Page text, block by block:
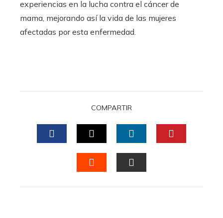
experiencias en la lucha contra el cáncer de
mama, mejorando así la vida de las mujeres
afectadas por esta enfermedad.
COMPARTIR
FACEBOOKTWITTERLINKEDIN